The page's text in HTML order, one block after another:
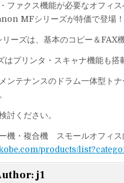
ファクス機能が必要なオフィ
MFシリーズが特価で登場！
ーズは、基本のコピー＆FAX
プリンタ・スキャナ機能も搭
ンテナンスのドラム一体型ト
討ください。
機・複合機 スモールオフィス
products/
j1